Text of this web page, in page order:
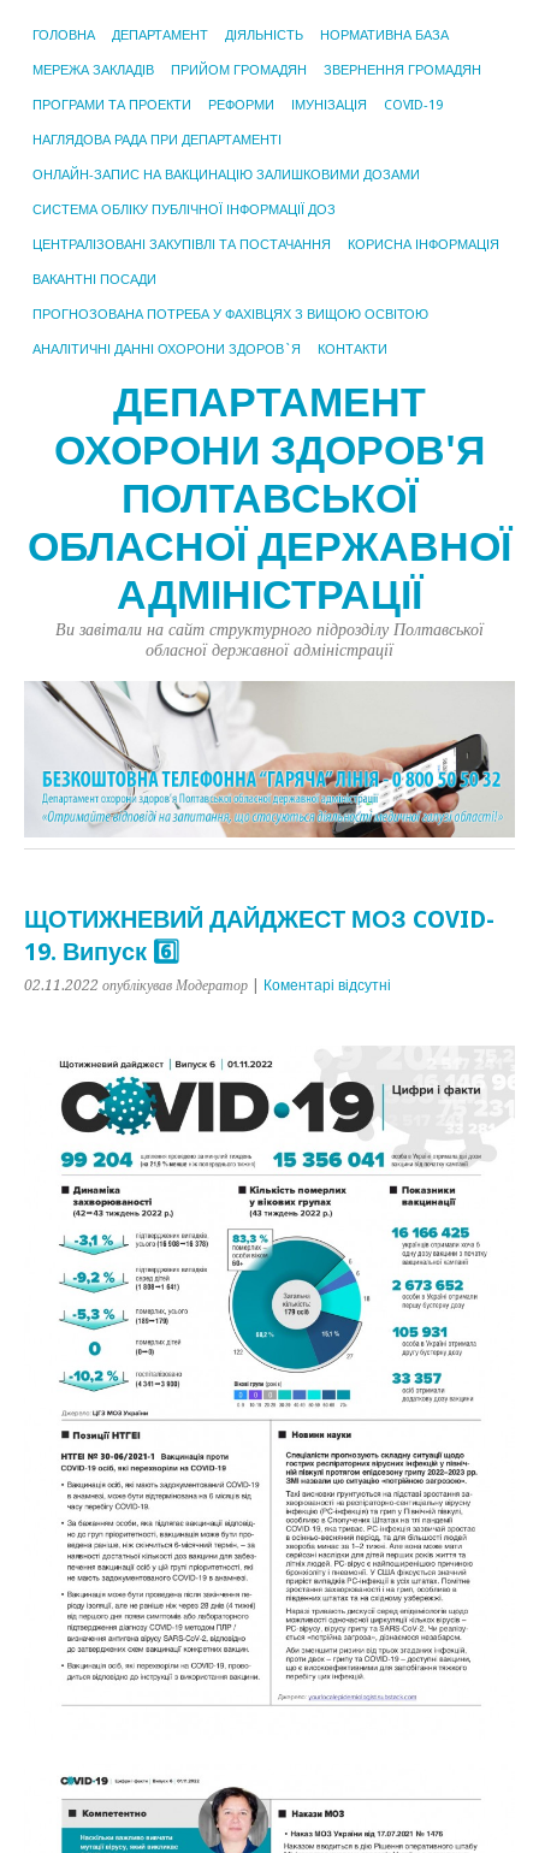
ГОЛОВНА ДЕПАРТАМЕНТ ДІЯЛЬНІСТЬ НОРМАТИВНА БАЗА
МЕРЕЖА ЗАКЛАДІВ ПРИЙОМ ГРОМАДЯН ЗВЕРНЕННЯ ГРОМАДЯН
ПРОГРАМИ ТА ПРОЕКТИ РЕФОРМИ ІМУНІЗАЦІЯ COVID-19
НАГЛЯДОВА РАДА ПРИ ДЕПАРТАМЕНТІ
ОНЛАЙН-ЗАПИС НА ВАКЦИНАЦІЮ ЗАЛИШКОВИМИ ДОЗАМИ
СИСТЕМА ОБЛІКУ ПУБЛІЧНОЇ ІНФОРМАЦІЇ ДОЗ
ЦЕНТРАЛІЗОВАНІ ЗАКУПІВЛІ ТА ПОСТАЧАННЯ КОРИСНА ІНФОРМАЦІЯ
ВАКАНТНІ ПОСАДИ
ПРОГНОЗОВАНА ПОТРЕБА У ФАХІВЦЯХ З ВИЩОЮ ОСВІТОЮ
АНАЛІТИЧНІ ДАННІ ОХОРОНИ ЗДОРОВ`Я КОНТАКТИ
ДЕПАРТАМЕНТ
ОХОРОНИ ЗДОРОВ'Я
ПОЛТАВСЬКОЇ
ОБЛАСНОЇ ДЕРЖАВНОЇ
АДМІНІСТРАЦІЇ
Ви завітали на сайт структурного підрозділу Полтавської
обласної державної адміністрації
ЩОТИЖНЕВИЙ ДАЙДЖЕСТ МОЗ COVID-
19. Випуск 6️⃣
02.11.2022 опублікував Модератор Коментарі відсутні